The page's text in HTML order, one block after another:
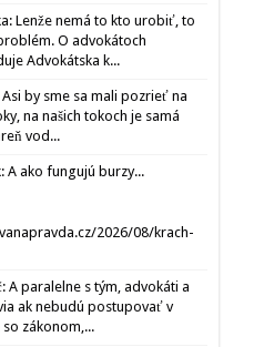
Lenže nemá to kto urobiť, to
O advokátoch
Advokátska k...
by sme sa mali pozrieť na
na našich tokoch je samá
vod...
A ako fungujú burzy...
2026/08/krach-
A paralelne s tým, advokáti a
ak nebudú postupovať v
so zákonom,...